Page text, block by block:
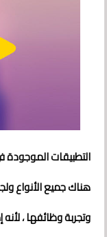
التطبيقات
هناك جميع الأنواع
وتجربة وظائفها ،